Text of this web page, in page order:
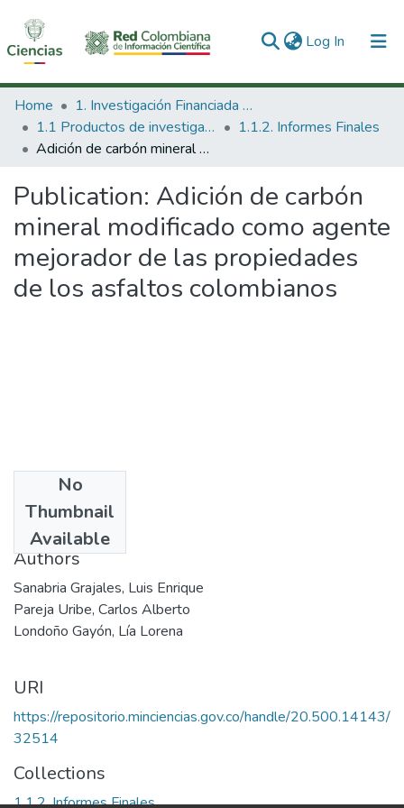
Log In (current)
Communities & Collections
All of DSpace
Home
1. Investigación Financiada con Recursos Públicos
1.1 Productos de investigación
1.1.2. Informes Finales
Adición de carbón mineral modificado como agente mejorador de las propiedades de los asfaltos colombianos
Publication: Adición de carbón
mineral modificado como agente
mejorador de las propiedades
de los asfaltos colombianos
No
Thumbnail
Available
2004
Authors
Sanabria Grajales, Luis Enrique
Pareja Uribe, Carlos Alberto
Londoño Gayón, Lía Lorena
URI
https://repositorio.minciencias.gov.co/handle/20.500.14143/
32514
Collections
1.1.2. Informes Finales